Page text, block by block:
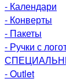
- Календари
- Конверты
- Пакеты
- Ручки с
- Outlet